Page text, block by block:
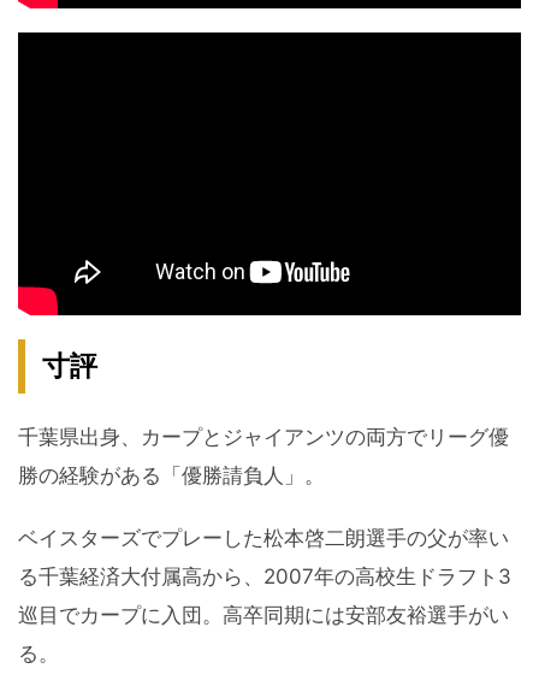
寸評
千葉県出身、カープとジャイアンツの両方でリーグ優
勝の経験がある「優勝請負人」。
ベイスターズでプレーした松本啓二朗選手の父が率い
る千葉経済大付属高から、2007年の高校生ドラフト3
巡目でカープに入団。高卒同期には安部友裕選手がい
る。